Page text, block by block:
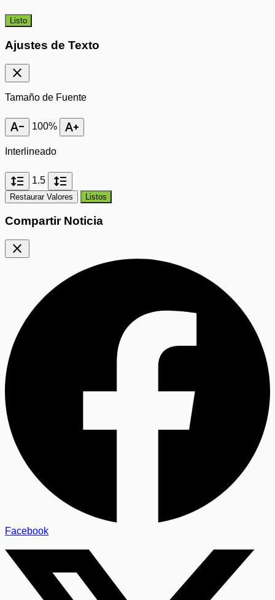
Listo
Ajustes de Texto
close
Tamaño de Fuente
text_decrease 100% text_increase
Interlineado
format_line_spacing 1.5 format_line_spacing
Restaurar Valores Listos
Compartir Noticia
close
Facebook